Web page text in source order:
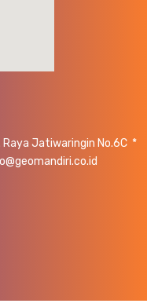
Raya Jatiwaringin No.6C *